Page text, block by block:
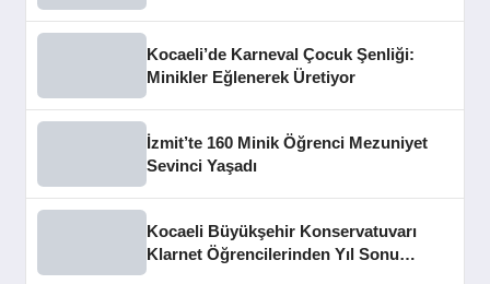
Kocaeli’de Karneval Çocuk Şenliği:
Minikler Eğlenerek Üretiyor
İzmit’te 160 Minik Öğrenci Mezuniyet
Sevinci Yaşadı
Kocaeli Büyükşehir Konservatuvarı
Klarnet Öğrencilerinden Yıl Sonu